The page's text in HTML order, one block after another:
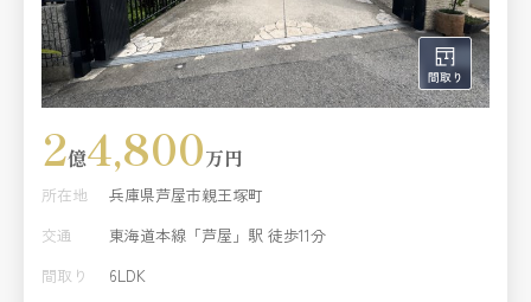
2億4,800万円
所在地
兵庫県芦屋市親王塚町
交通
東海道本線「芦屋」駅 徒歩11分
間取り
6LDK